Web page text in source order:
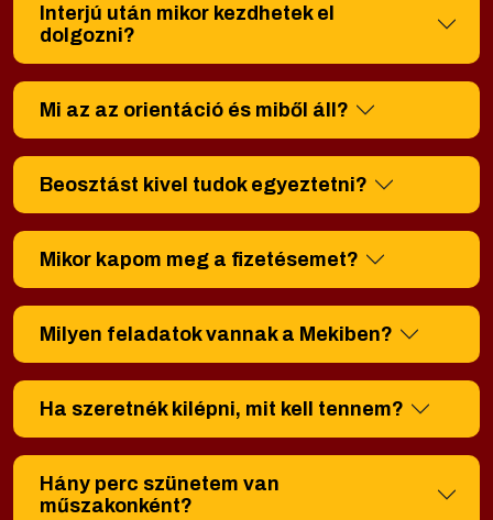
Interjú után mikor kezdhetek el
dolgozni?
Mi az az orientáció és miből áll?
Beosztást kivel tudok egyeztetni?
Mikor kapom meg a fizetésemet?
Milyen feladatok vannak a Mekiben?
Ha szeretnék kilépni, mit kell tennem?
Hány perc szünetem van
műszakonként?